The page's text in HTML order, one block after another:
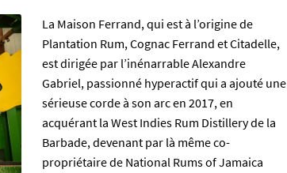
La Maison Ferrand, qui est à l’origine de
Plantation Rum, Cognac Ferrand et Citadelle,
est dirigée par l’inénarrable Alexandre
Gabriel, passionné hyperactif qui a ajouté une
sérieuse corde à son arc en 2017, en
acquérant la West Indies Rum Distillery de la
Barbade, devenant par là même co-
propriétaire de National Rums of Jamaica